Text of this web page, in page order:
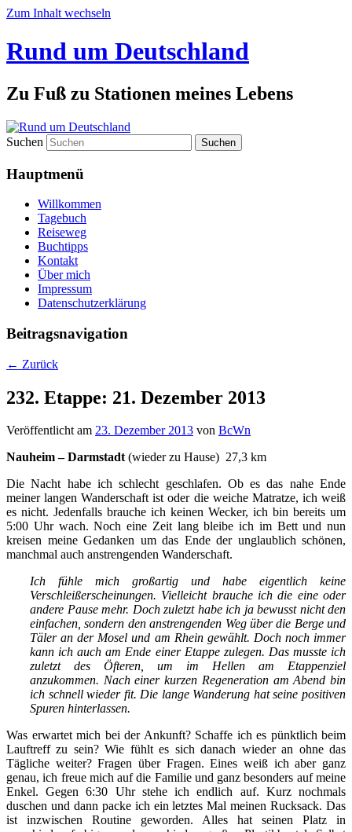
Zum Inhalt wechseln
Rund um Deutschland
Zu Fuß zu Stationen meines Lebens
Suchen
Hauptmenü
Willkommen
Tagebuch
Reiseweg
Buchtipps
Kontakt
Über mich
Impressum
Datenschutzerklärung
Beitragsnavigation
← Zurück
232. Etappe: 21. Dezember 2013
Veröffentlicht am 23. Dezember 2013 von BcWn
Nauheim – Darmstadt(wieder zu Hause) 27,3 km
Die Nacht habe ich schlecht geschlafen. Ob es das nahe Ende
meiner langen Wanderschaft ist oder die weiche Matratze, ich weiß
es nicht. Jedenfalls brauche ich keinen Wecker, ich bin bereits um
5:00 Uhr wach. Noch eine Zeit lang bleibe ich im Bett und nun
kreisen meine Gedanken um das Ende der unglaublich schönen,
manchmal auch anstrengenden Wanderschaft.
Ich fühle mich großartig und habe eigentlich keine
Verschleißerscheinungen. Vielleicht brauche ich die eine oder
andere Pause mehr. Doch zuletzt habe ich ja bewusst nicht den
einfachen, sondern den anstrengenden Weg über die Berge und
Täler an der Mosel und am Rhein gewählt. Doch noch immer
kann ich auch am Ende einer Etappe zulegen. Das musste ich
zuletzt des Öfteren, um im Hellen am Etappenziel
anzukommen. Nach einer kurzen Regeneration am Abend bin
ich schnell wieder fit. Die lange Wanderung hat seine positiven
Spuren hinterlassen.
Was erwartet mich bei der Ankunft? Schaffe ich es pünktlich beim
Lauftreff zu sein? Wie fühlt es sich danach wieder an ohne das
Tägliche weiter? Fragen über Fragen. Eines weiß ich aber ganz
genau, ich freue mich auf die Familie und ganz besonders auf meine
Enkel. Gegen 6:30 Uhr stehe ich endlich auf. Kurz nochmals
duschen und dann packe ich ein letztes Mal meinen Rucksack. Das
ist inzwischen Routine geworden. Alles hat seinen Platz in